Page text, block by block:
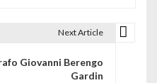
Next Article
Giovanni Berengo
Gardin